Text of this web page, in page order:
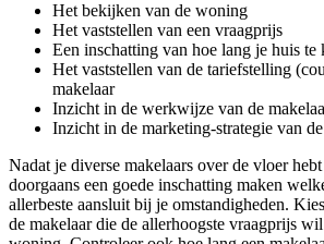
Het bekijken van de woning
Het vaststellen van een vraagprijs
Een inschatting van hoe lang je huis te
Het vaststellen van de tariefstelling
makelaar
Inzicht in de werkwijze van de
Inzicht in de marketing-strategie van
Nadat je diverse makelaars over de vloer
doorgaans een goede inschatting maken
allerbeste aansluit bij je omstandigheden.
de makelaar die de allerhoogste vraagprijs